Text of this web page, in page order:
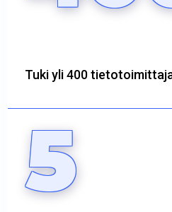
Tuki yli 400
5